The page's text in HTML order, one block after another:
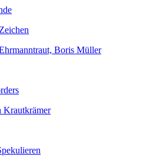
Boris Müller
Krautkrämer